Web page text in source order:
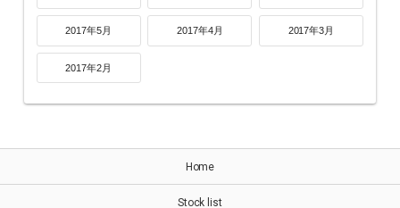
2017年5月 2017年4月 2017年3月
2017年2月
Home
Stock list